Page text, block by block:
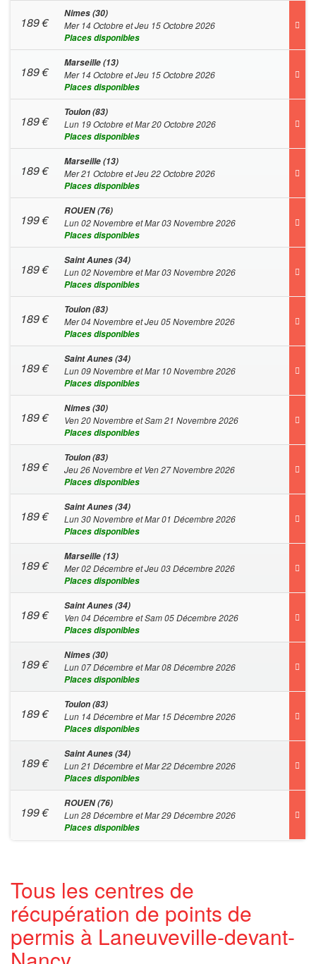
189€
Nimes (30)
Mer 14 Octobre et Jeu 15 Octobre 2026
Places disponibles
189€
Marseille (13)
Mer 14 Octobre et Jeu 15 Octobre 2026
Places disponibles
189€
Toulon (83)
Lun 19 Octobre et Mar 20 Octobre 2026
Places disponibles
189€
Marseille (13)
Mer 21 Octobre et Jeu 22 Octobre 2026
Places disponibles
199€
ROUEN (76)
Lun 02 Novembre et Mar 03 Novembre 2026
Places disponibles
189€
Saint Aunes (34)
Lun 02 Novembre et Mar 03 Novembre 2026
Places disponibles
189€
Toulon (83)
Mer 04 Novembre et Jeu 05 Novembre 2026
Places disponibles
189€
Saint Aunes (34)
Lun 09 Novembre et Mar 10 Novembre 2026
Places disponibles
189€
Nimes (30)
Ven 20 Novembre et Sam 21 Novembre 2026
Places disponibles
189€
Toulon (83)
Jeu 26 Novembre et Ven 27 Novembre 2026
Places disponibles
189€
Saint Aunes (34)
Lun 30 Novembre et Mar 01 Décembre 2026
Places disponibles
189€
Marseille (13)
Mer 02 Décembre et Jeu 03 Décembre 2026
Places disponibles
189€
Saint Aunes (34)
Ven 04 Décembre et Sam 05 Décembre 2026
Places disponibles
189€
Nimes (30)
Lun 07 Décembre et Mar 08 Décembre 2026
Places disponibles
189€
Toulon (83)
Lun 14 Décembre et Mar 15 Décembre 2026
Places disponibles
189€
Saint Aunes (34)
Lun 21 Décembre et Mar 22 Décembre 2026
Places disponibles
199€
ROUEN (76)
Lun 28 Décembre et Mar 29 Décembre 2026
Places disponibles
Tous les centres de
récupération de points de
permis à Laneuveville-devant-